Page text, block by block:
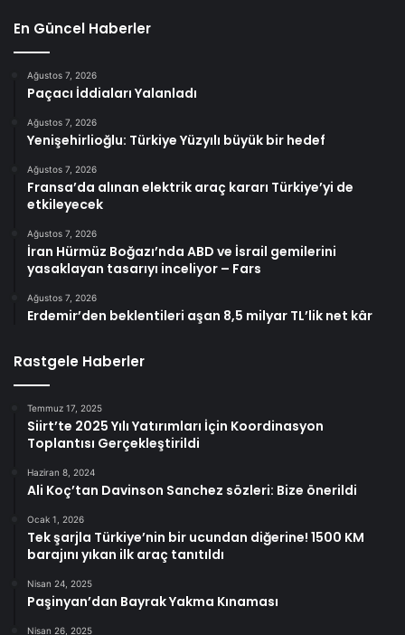
En Güncel Haberler
Ağustos 7, 2026
Paçacı İddiaları Yalanladı
Ağustos 7, 2026
Yenişehirlioğlu: Türkiye Yüzyılı büyük bir hedef
Ağustos 7, 2026
Fransa’da alınan elektrik araç kararı Türkiye’yi de
etkileyecek
Ağustos 7, 2026
İran Hürmüz Boğazı’nda ABD ve İsrail gemilerini
yasaklayan tasarıyı inceliyor – Fars
Ağustos 7, 2026
Erdemir’den beklentileri aşan 8,5 milyar TL’lik net kâr
Rastgele Haberler
Temmuz 17, 2025
Siirt’te 2025 Yılı Yatırımları İçin Koordinasyon
Toplantısı Gerçekleştirildi
Haziran 8, 2024
Ali Koç’tan Davinson Sanchez sözleri: Bize önerildi
Ocak 1, 2026
Tek şarjla Türkiye’nin bir ucundan diğerine! 1500 KM
barajını yıkan ilk araç tanıtıldı
Nisan 24, 2025
Paşinyan’dan Bayrak Yakma Kınaması
Nisan 26, 2025